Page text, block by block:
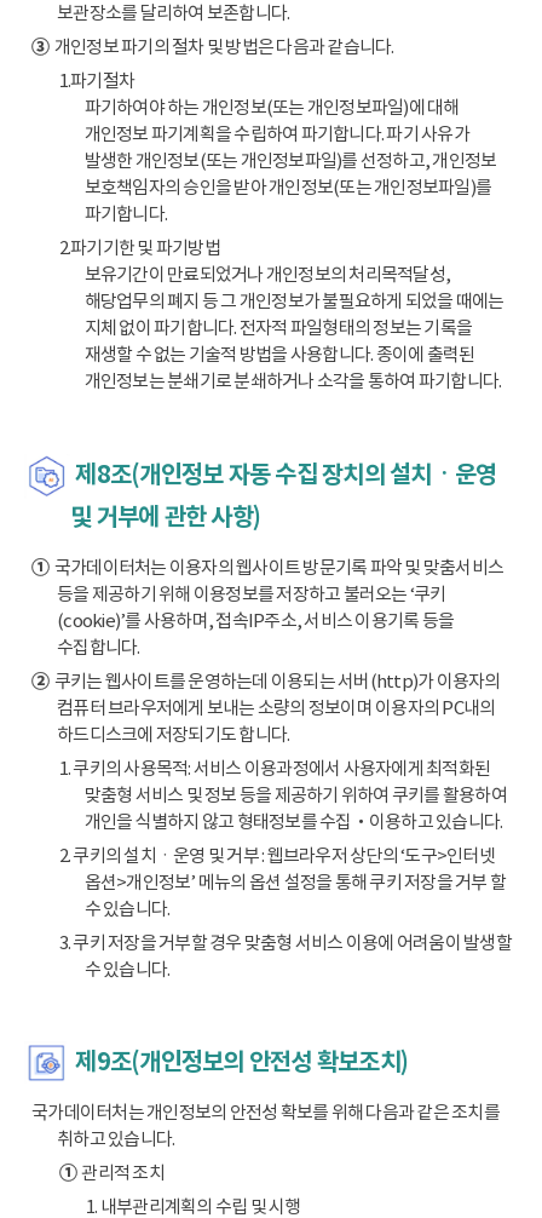
보관장소를 달리하여 보존합니다.
③개인정보 파기의 절차 및 방법은 다음과 같습니다.
1.파기절차
파기하여야 하는 개인정보(또는 개인정보파일)에 대해
개인정보 파기계획을 수립하여 파기합니다. 파기 사유가
발생한 개인정보(또는 개인정보파일)를 선정하고, 개인정보
보호책임자의 승인을 받아 개인정보(또는 개인정보파일)를
파기합니다.
2.파기기한 및 파기방법
보유기간이 만료되었거나 개인정보의 처리목적달성,
해당업무의 폐지 등 그 개인정보가 불필요하게 되었을 때에는
지체 없이 파기합니다. 전자적 파일형태의 정보는 기록을
재생할 수 없는 기술적 방법을 사용합니다. 종이에 출력된
개인정보는 분쇄기로 분쇄하거나 소각을 통하여 파기합니다.
제8조(개인정보 자동 수집 장치의 설치ㆍ운영
및 거부에 관한 사항)
①국가데이터처는 이용자의 웹사이트 방문기록 파악 및 맞춤서비스
등을 제공하기 위해 이용정보를 저장하고 불러오는 ‘쿠키
(cookie)’를 사용하며, 접속IP주소, 서비스 이용기록 등을
수집합니다.
②쿠키는 웹사이트를 운영하는데 이용되는 서버(http)가 이용자의
컴퓨터 브라우저에게 보내는 소량의 정보이며 이용자의 PC내의
하드디스크에 저장되기도 합니다.
1. 쿠키의 사용목적: 서비스 이용과정에서 사용자에게 최적화된
맞춤형 서비스 및 정보 등을 제공하기 위하여 쿠키를 활용하여
개인을 식별하지 않고 형태정보를 수집‧이용하고 있습니다.
2. 쿠키의 설치ㆍ운영 및 거부 : 웹브라우저 상단의 ‘도구>인터넷
옵션>개인정보’ 메뉴의 옵션 설정을 통해 쿠키 저장을 거부 할
수 있습니다.
3. 쿠키 저장을 거부할 경우 맞춤형 서비스 이용에 어려움이 발생할
수 있습니다.
제9조(개인정보의 안전성 확보조치)
국가데이터처는 개인정보의 안전성 확보를 위해 다음과 같은 조치를
취하고 있습니다.
①관리적 조치
1. 내부관리계획의 수립 및 시행